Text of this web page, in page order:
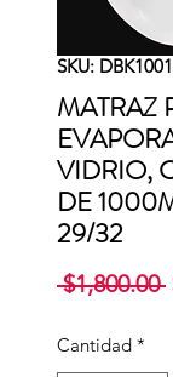
SKU:
MATRAZ
VIDRIO,
DE
29/32
$1,800.00
Cantidad *